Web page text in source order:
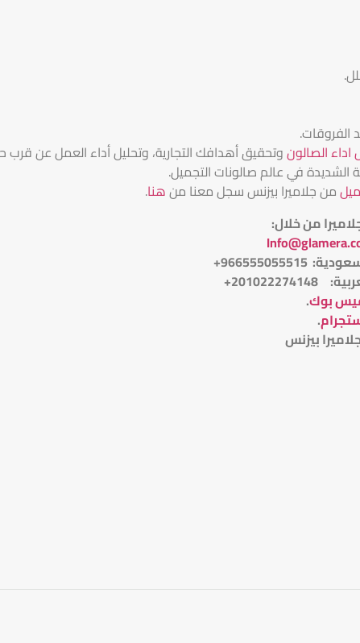
الفروقات.
اداء الصالونوتحقيق أهدافك التجارية، وتحليل أداء العمل عن
في عالم صالونات التجميل.
من جلاميرا بيزنس سجل معنا منهنا.
من خلال:
بوك.
.
بيزنس